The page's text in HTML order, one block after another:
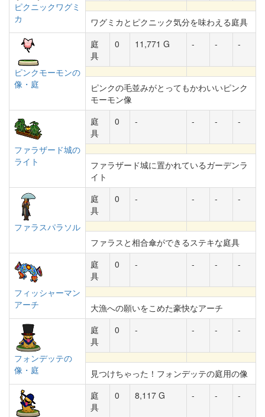
ピクニックワグミ
カ
ワグミカとピクニック気分を味わえる庭具
ピンクモーモンの
像・庭
庭
具
0 11,771 G - - -
ピンクの毛並みがとってもかわいいピンク
モーモン像
ファラザード城の
ライト
庭
具
0 - - - -
ファラザード城に置かれているガーデンラ
イト
ファラスパラソル
庭
具
0 - - - -
ファラスと相合傘ができるステキな庭具
フィッシャーマン
アーチ
庭
具
0 - - - -
大漁への願いをこめた豪快なアーチ
フォンデッテの
像・庭
庭
具
0 - - - -
見つけちゃった！フォンデッテの庭用の像
庭
具
0 8,117 G - - -